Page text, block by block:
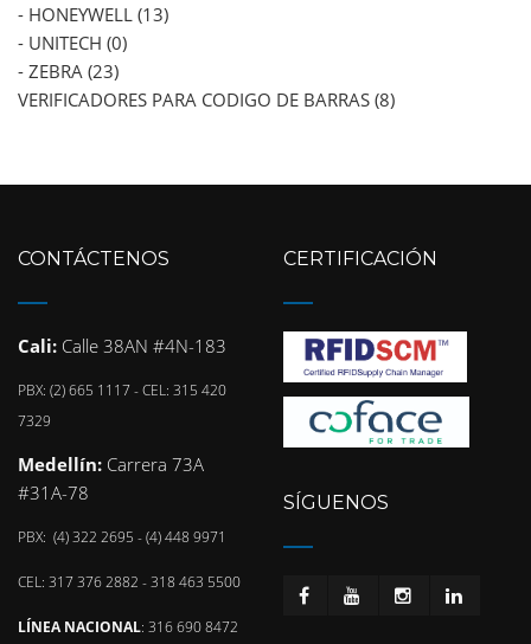
- HONEYWELL (13)
- UNITECH (0)
- ZEBRA (23)
VERIFICADORES PARA CODIGO DE BARRAS (8)
CONTÁCTENOS
Cali: Calle 38AN #4N-183
PBX: (2) 665 1117 - CEL: 315 420
7329
Medellín: Carrera 73A
#31A-78
PBX: (4) 322 2695 - (4) 448 9971
CEL: 317 376 2882 - 318 463 5500
LÍNEA NACIONAL: 316 690 8472
CERTIFICACIÓN
SÍGUENOS